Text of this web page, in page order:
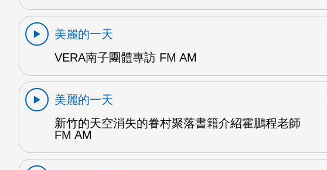
美麗的一天
VERA南子團體專訪 FM AM
美麗的一天
新竹的天空消失的眷村聚落書籍介紹霍鵬程老師
FM AM